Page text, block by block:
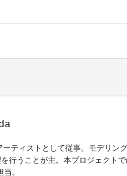
ーティストとして従事。モデリン
行うことが主。本プロジェクト
。